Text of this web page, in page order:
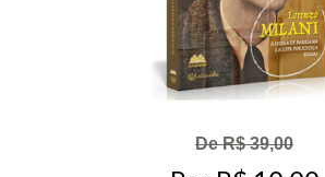
De R$ 39,00